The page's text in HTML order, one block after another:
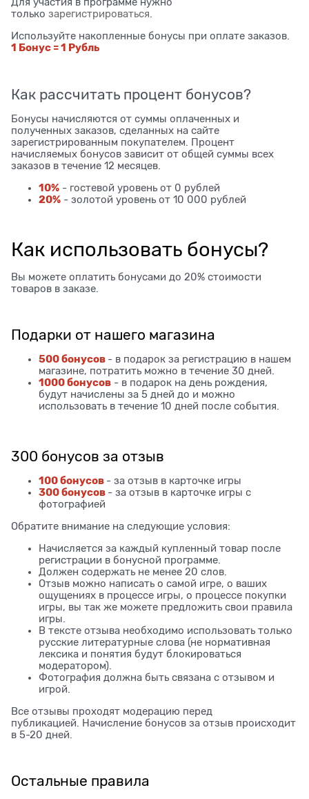
Для участия в программе нужно
только зарегистрироваться.
Используйте накопленные бонусы при оплате заказов.
1 Бонус = 1 Рубль
Как рассчитать процент бонусов?
Бонусы начисляются от суммы оплаченных и
полученных заказов, сделанных на сайте
зарегистрированным покупателем. Процент
начисляемых бонусов зависит от общей суммы всех
заказов в течение 12 месяцев.
10% - гостевой уровень от 0 рублей
20% - золотой уровень от 10 000 рублей
Как использовать бонусы?
Вы можете оплатить бонусами до 20% стоимости
товаров в заказе.
Подарки от нашего магазина
500 бонусов - в подарок за регистрацию в нашем
магазине, потратить можно в течение 30 дней.
1000 бонусов - в подарок на день рождения,
будут начислены за 5 дней до и можно
использовать в течение 10 дней после события.
300 бонусов за отзыв
100 бонусов - за отзыв в карточке игры
300 бонусов - за отзыв в карточке игры с
фотографией
Обратите внимание на следующие условия:
Начисляется за каждый купленный товар после
регистрации в бонусной программе.
Должен содержать не менее 20 слов.
Отзыв можно написать о самой игре, о ваших
ощущениях в процессе игры, о процессе покупки
игры, вы так же можете предложить свои правила
игры.
В тексте отзыва необходимо использовать только
русские литературные слова (не нормативная
лексика и понятия будут блокироваться
модератором).
Фотография должна быть связана с отзывом и
игрой.
Все отзывы проходят модерацию перед
публикацией. Начисление бонусов за отзыв происходит
в 5-20 дней.
Остальные правила